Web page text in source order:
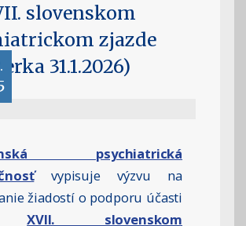
slovenskom
zjazde
31.1.2026)
psychiatrická
vypisuje výzvu na
žiadostí o podporu účasti
XVII. slovenskom